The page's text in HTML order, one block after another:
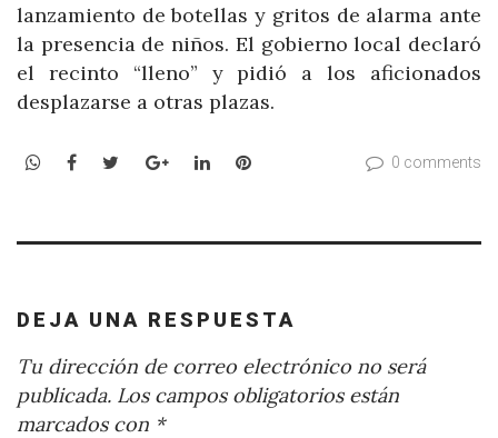
lanzamiento de botellas y gritos de alarma ante
la presencia de niños. El gobierno local declaró
el recinto “lleno” y pidió a los aficionados
desplazarse a otras plazas.
WhatsApp
Facebook
TwitterGoogle+LinkedInPinterest 0 comments
DEJA UNA RESPUESTA
Tu dirección de correo electrónico no será
publicada. Los campos obligatorios están
marcados con *